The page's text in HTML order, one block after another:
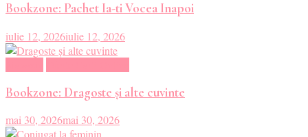
Bookzone: Pachet Ia-ti Vocea Inapoi
iulie 12, 2026iulie 12, 2026
Bookzone: Dragoste şi alte cuvinte
mai 30, 2026mai 30, 2026